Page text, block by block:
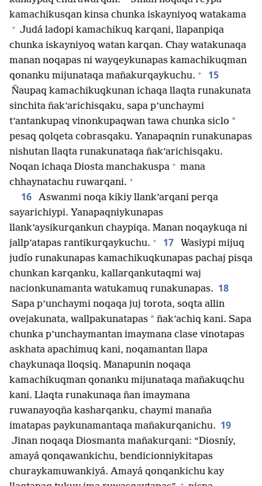
kamachikusqan kinsa chunka iskayniyoq watakama
+ Judá ladopi kamachikuq karqani, llapanpiqa
chunka iskayniyoq watan karqan. Chay watakunaqa
manan noqapas ni wayqeykunapas kamachikuqman
qonanku mijunataqa mañakurqaykuchu. + 15
Ñaupaq kamachikuqkunan ichaqa llaqta runakunata
sinchita ñak’arichisqaku, sapa p’unchaymi
t’antankupaq vinonkupaqwan tawa chunka siclo *
pesaq qolqeta cobrasqaku. Yanapaqnin runakunapas
nishutan llaqta runakunataqa ñak’arichisqaku.
Noqan ichaqa Diosta manchakuspa + mana
chhaynatachu ruwarqani. +
16
Aswanmi noqa kikiy llank’arqani perqa
sayarichiypi. Yanapaqniykunapas
llank’aysikurqankun chaypiqa. Manan noqaykuqa ni
jallp’atapas rantikurqaykuchu. + 17
Wasiypi mijuq
judío runakunapas kamachikuqkunapas pachaj pisqa
chunkan karqanku, kallarqankutaqmi waj
nacionkunamanta watukamuq runakunapas. 18
Sapa p’unchaymi noqaqa juj torota, soqta allin
ovejakunata, wallpakunatapas * ñak’achiq kani. Sapa
chunka p’unchaymantan imaymana clase vinotapas
askhata apachimuq kani, noqamantan llapa
chaykunaqa lloqsiq. Manapunin noqaqa
kamachikuqman qonanku mijunataqa mañakuqchu
kani. Llaqta runakunaqa ñan imaymana
ruwanayoqña kasharqanku, chaymi manaña
imatapas paykunamantaqa mañakurqanichu. 19
Jinan noqaqa Diosmanta mañakurqani: “Diosníy,
amayá qonqawankichu, bendicionniykitapas
churaykamuwankiyá. Amayá qonqankichu kay
+